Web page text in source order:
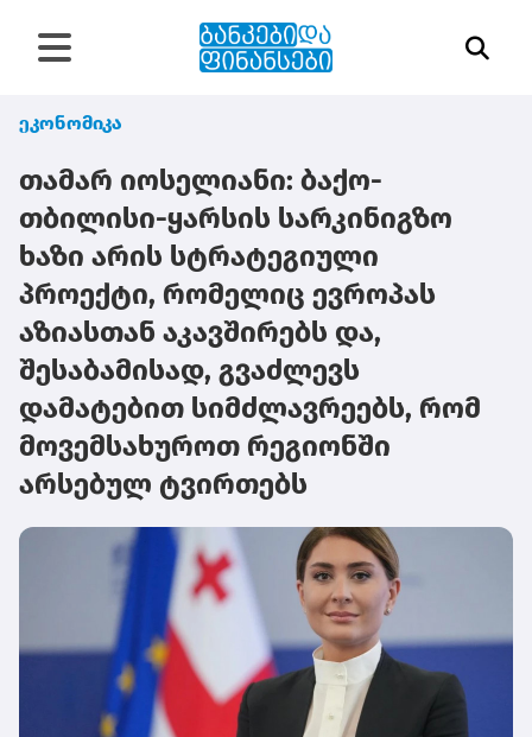
ეკონომიკა
თამარ იოსელიანი: ბაქო-
თბილისი-ყარსის სარკინიგზო
ხაზი არის სტრატეგიული
პროექტი, რომელიც ევროპას
აზიასთან აკავშირებს და,
შესაბამისად, გვაძლევს
დამატებით სიმძლავრეებს, რომ
მოვემსახუროთ რეგიონში
არსებულ ტვირთებს